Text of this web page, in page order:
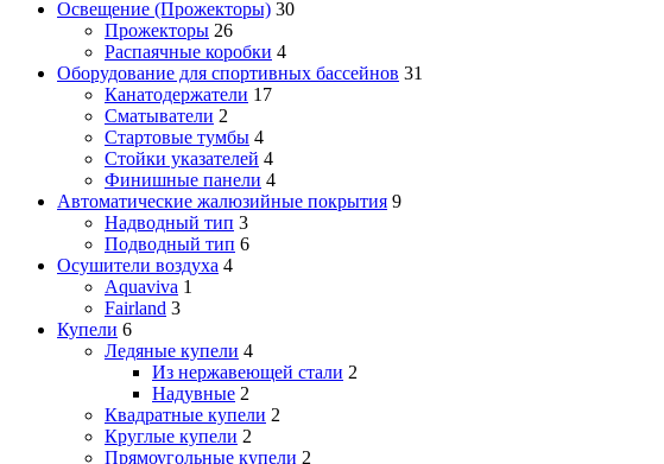
Освещение (Прожекторы) 30
Прожекторы 26
Распаячные коробки 4
Оборудование для спортивных бассейнов 31
Канатодержатели 17
Сматыватели 2
Стартовые тумбы 4
Стойки указателей 4
Финишные панели 4
Автоматические жалюзийные покрытия 9
Надводный тип 3
Подводный тип 6
Осушители воздуха 4
Aquaviva 1
Fairland 3
Купели 6
Ледяные купели 4
Из нержавеющей стали 2
Надувные 2
Квадратные купели 2
Круглые купели 2
Прямоугольные купели 2